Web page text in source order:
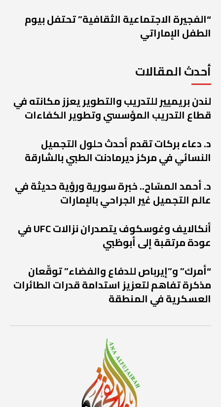
“الفجيرة الاجتماعية الثقافية” تحتفل بيوم
الطفل الإماراتي
أحدث المقالات
لندن بريميير للتدريب والتطوير يعزز مكانته في
قطاع التدريب المؤسسي وتطوير الكفاءات
د. دعاء بركات تقدم أحدث حلول التجميل
النسائي في مركز ديرمادنت الطبي بالشارقة
د. أحمد المسّاح.. خبرة سورية ورؤية حديثة في
عالم التجميل غير الجراحي بالإمارات
أنكالايف وغوسكوف يتصدران نزالات UFC في
عودة مرتقبة إلى أبوظبي
“أمرك” و”إيرباص للدفاع والفضاء” توقّعان
مذكرة تفاهم لتعزيز استدامة قدرات الطائرات
العسكرية في المنطقة